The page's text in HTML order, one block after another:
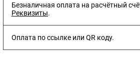
Безналичная оплата на расчётный
Реквизиты.
Оплата по ссылке или QR коду.